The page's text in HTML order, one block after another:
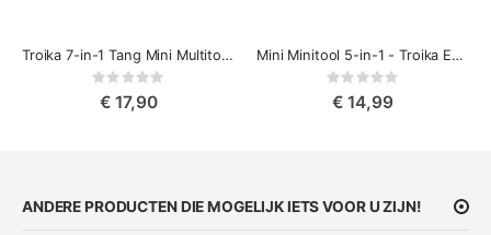
Troika 7-in-1 Tang Mini Multitool voor Reizen (Zonder Mes)
Rating:
€ 17,90
Mini Minitool 5-in-1 - Troika Egon
Rating:
€ 14,99
ANDERE PRODUCTEN DIE MOGELIJK IETS VOOR U ZIJN!